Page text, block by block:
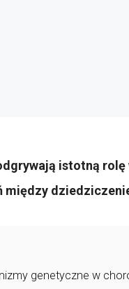
istotną
między
genetyczne w